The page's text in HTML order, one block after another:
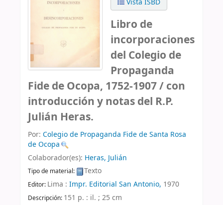
Libro de
incorporaciones
del Colegio de
Propaganda
Fide de Ocopa, 1752-1907 /con
introducción y notas del R.P.
Julián Heras.
Por: Colegio de Propaganda Fide de Santa Rosa
de Ocopa
Colaborador(es): Heras, Julián
Tipo de material: Texto
Editor: Lima : Impr. Editorial San Antonio, 1970
Descripción: 151 p. : il. ; 25 cm